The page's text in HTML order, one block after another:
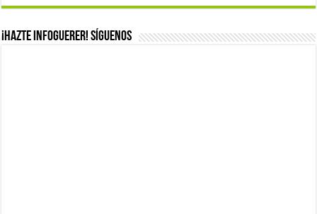
¡Hazte infoguerer! Síguenos